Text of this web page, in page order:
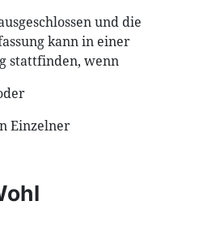
und die
kann in einer
stattfinden, wenn
Einzelner